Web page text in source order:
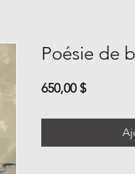
Poésie de
650,00 $Prix